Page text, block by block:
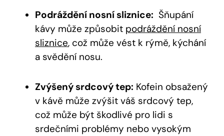
Podráždění nosní sliznice: ⁢ Šňupání
kávy může způsobit ⁣ podráždění nosní
sliznice, což ​může ⁤vést k ⁢rýmě, kýchání
a svědění ⁢nosu.
Zvýšený srdcový ‍tep: Kofein obsažený
v ⁣kávě⁣ může zvýšit váš srdcový⁤ tep,
⁣což může být⁢ škodlivé pro ⁣lidi s
⁣srdečními problémy nebo vysokým